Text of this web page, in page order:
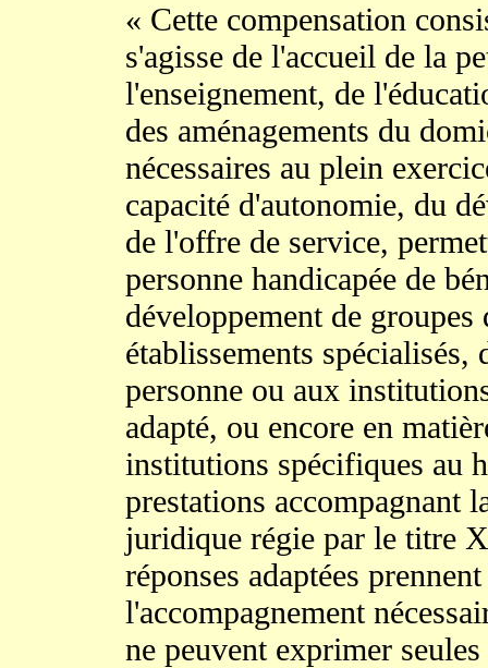
« Cette compensation
s'agisse de l'accueil de la
l'enseignement, de
des aménagements du
nécessaires au plein
capacité d'autonomie, du
de l'offre de service,
personne handicapée de
développement de
établissements spécialisés,
personne ou aux
adapté, ou encore en
institutions spécifiques au
prestations accompagnant
juridique régie par le titre
réponses adaptées
l'accompagnement
ne peuvent exprimer